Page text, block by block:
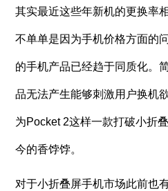
其实最近这些年新机的更换率
不单单是因为手机价格方面的
的手机产品已经趋于同质化。
品无法产生能够刺激用户换机
为Pocket 2这样一款打破小折
今的香饽饽。
对于小折叠屏手机市场此前也